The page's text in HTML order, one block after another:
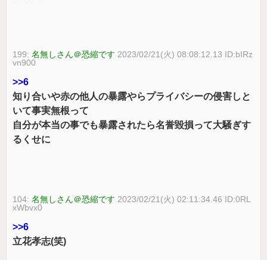
199:名無しさん＠恐縮です 2023/02/21(火) 08:08:12.13 ID:bIRz
vn900
>>6
知り合いや赤の他人の暴露やらプライバシーの侵害しと
いて事実無根って
自分が本当の事でも暴露されたら名誉毀損って大騒ぎす
るくせに
104:名無しさん＠恐縮です 2023/02/21(火) 02:11:34.46 ID:0RL
xWbvx0
>>6
立花孝志(笑)